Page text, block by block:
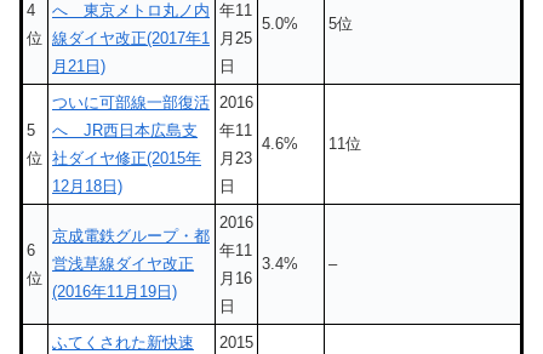
4
位
へ 東京メトロ丸ノ内
線ダイヤ改正(2017年1
月21日)
年11
月25
日
5.0% 5位
5
位
ついに可部線一部復活
へ JR西日本広島支
社ダイヤ修正(2015年
12月18日)
2016
年11
月23
日
4.6% 11位
6
位
京成電鉄グループ・都
営浅草線ダイヤ改正
(2016年11月19日)
2016
年11
月16
日
3.4% –
ふてくされた新快速
2015